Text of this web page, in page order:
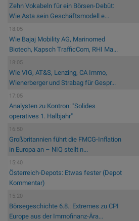
Zehn Vokabeln für ein Börsen-Debüt:
Wie Asta sein Geschäftsmodell e...
18:05
Wie Bajaj Mobility AG, Marinomed
Biotech, Kapsch TrafficCom, RHI Ma...
18:05
Wie VIG, AT&S, Lenzing, CA Immo,
Wienerberger und Strabag für Gespr...
17:05
Analysten zu Kontron: "Solides
operatives 1. Halbjahr"
16:50
Großbritannien führt die FMCG-Inflation
in Europa an – NIQ stellt n...
15:40
Österreich-Depots: Etwas fester (Depot
Kommentar)
15:20
Börsegeschichte 6.8.: Extremes zu CPI
Europe aus der Immofinanz-Ära...